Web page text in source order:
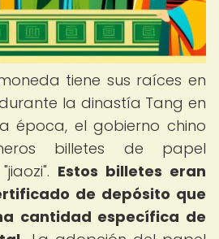
tiene sus raíces en
la dinastía Tang en
época, el gobierno chino
billetes de papel
Estos billetes eran
de depósito que
cantidad específica de